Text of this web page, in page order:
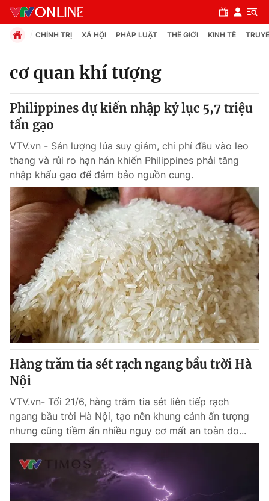
Chuyên mục
Chính trị
Xã hội
Pháp luật
Y tế
Thế giới
Tin tức
Thế giới đó đây
Câu chuyện quốc tế
Kinh tế
Tài chính
Thị trường
Góc doanh nghiệp
Dữ liệu và đời sống
Truyền hình
Phim VTV
Hậu trường
Nhân vật
Khán giả
Giải sao mai
Giải trí
Điện ảnh
Sao
Đời sống
Du lịch
Làm đẹp
Giáo dục
CHÍNH TRỊ XÃ HỘI PHÁP LUẬT THẾ GIỚI KINH TẾ
cơ quan khí tượng
Philippines dự kiến nhập kỷ lục 5,7 triệu
tấn gạo
VTV.vn - Sản lượng lúa suy giảm, chi phí đầu vào leo
thang và rủi ro hạn hán khiến Philippines phải tăng
nhập khẩu gạo để đảm bảo nguồn cung.
Hàng trăm tia sét rạch ngang bầu trời Hà
Nội
VTV.vn- Tối 21/6, hàng trăm tia sét liên tiếp rạch
ngang bầu trời Hà Nội, tạo nên khung cảnh ấn tượng
nhưng cũng tiềm ẩn nhiều nguy cơ mất an toàn do...